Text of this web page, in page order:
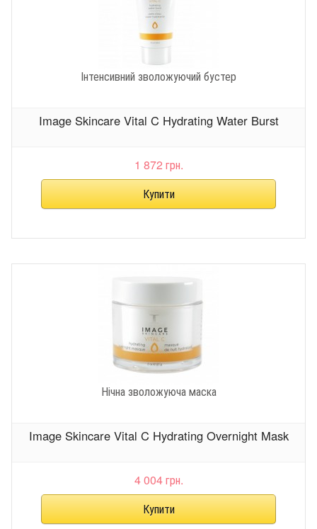
Інтенсивний зволожуючий бустер
Image Skincare Vital C Hydrating Water Burst
1 872 грн.
Нічна зволожуюча маска
Image Skincare Vital C Hydrating Overnight Mask
4 004 грн.